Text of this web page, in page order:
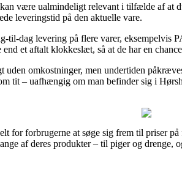
være ualmindeligt relevant i tilfælde af at
leveringstid på den aktuelle vare.
til-dag levering på flere varer,
et aftalt klokkeslæt, så at de har en
uden omkostninger, men undertiden
tit – uafhængig om man befinder sig i
for forbrugerne at søge sig frem til priser
af deres produkter – til piger og drenge,